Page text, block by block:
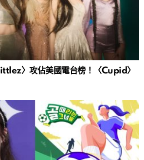
〉攻佔美國電台榜！〈Cupid〉